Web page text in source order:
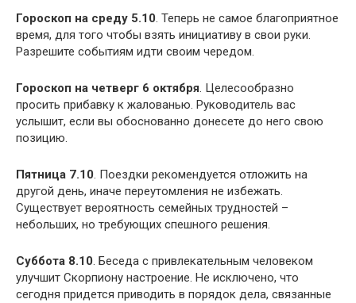
Гороскоп на среду 5.10. Теперь не самое благоприятное
время, для того чтобы взять инициативу в свои руки.
Разрешите событиям идти своим чередом.
Гороскоп на четверг 6 октября. Целесообразно
просить прибавку к жалованью. Руководитель вас
услышит, если вы обоснованно донесете до него свою
позицию.
Пятница 7.10. Поездки рекомендуется отложить на
другой день, иначе переутомления не избежать.
Существует вероятность семейных трудностей –
небольших, но требующих спешного решения.
Суббота 8.10. Беседа с привлекательным человеком
улучшит Скорпиону настроение. Не исключено, что
сегодня придется приводить в порядок дела, связанные